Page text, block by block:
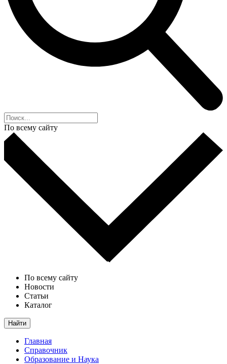
По всему сайту
По всему сайту
Новости
Статьи
Каталог
Найти
Главная
Справочник
Образование и Наука